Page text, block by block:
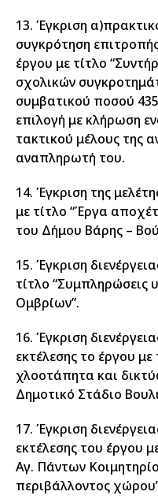
13. Έγκριση
συγκρότηση
έργου με τίτλο
σχολικών
συμβατικού ποσού
επιλογή με κλήρωση
τακτικού μέλους της
αναπληρωτή του.
14. Έγκριση της
με τίτλο “Έργα
του Δήμου Βάρης –
15. Έγκριση
τίτλο “Συμπληρώσεις
Ομβρίων”.
16. Έγκριση
εκτέλεσης το έργου
χλοοτάπητα και
Δημοτικό Στάδιο
17. Έγκριση
εκτέλεσης του έργου
Αγ. Πάντων
περιβάλλοντος